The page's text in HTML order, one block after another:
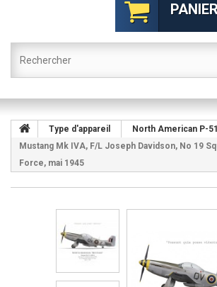
Type d'appareil
North American P-
Mustang Mk IVA, F/L Joseph Davidson, No 19
Force, mai 1945